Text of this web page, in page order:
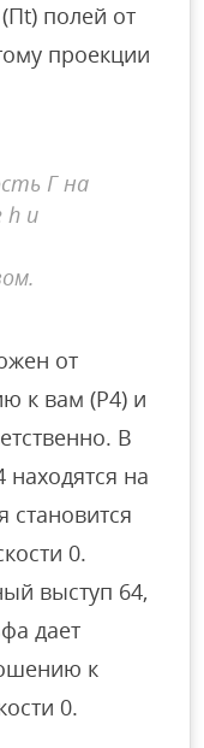
полей от
проекции
Г на
h и
от
к вам (P4) и
В
находятся на
становится
0.
выступ 64,
дает
к
0.